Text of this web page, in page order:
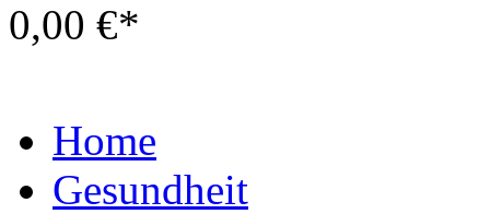
0,00 €*
Home
Gesundheit